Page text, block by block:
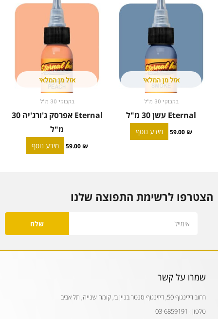
אזל מן המלאי
בקבוקי 30 מ"ל
Eternal עשן 30 מ"ל
59.00 ₪ מידע נוסף
אזל מן המלאי
בקבוקי 30 מ"ל
Eternal אפרסק ג'ורג'יה 30
מ"ל
59.00 ₪ מידע נוסף
הצטרפו לרשימת התפוצה שלנו
שלח
שמרו על קשר
רחוב דיזינגוף 50, דיזינגוף סנטר בניין ב׳, קומה שנייה, תל אביב
טלפון : 03-6859191